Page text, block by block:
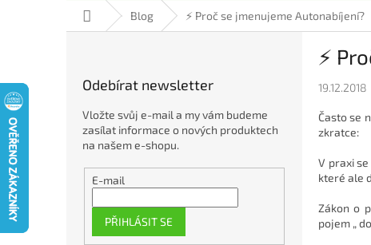
Domů Blog ⚡ Proč se jmenujeme Autonabíjení?
Odebírat newsletter
Vložte svůj e-mail a my vám budeme
zasílat informace o nových produktech
na našem e-shopu.
E-mail
PŘIHLÁSIT SE
⚡
19.12.2018
Často se
zkratce:
V praxi
které ale
Zákon o
pojem „